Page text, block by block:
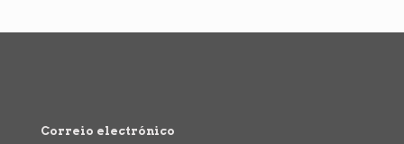
Correio electrónico